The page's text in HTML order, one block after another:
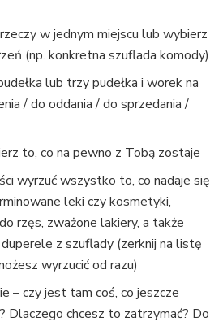
w jednym miejscu lub wybierz
(np. konkretna szuflada komody)
lub trzy pudełka i worek na
/ do oddania / do sprzedania /
to, co na pewno z Tobą zostaje
wyrzuć wszystko to, co nadaje się
leki czy kosmetyki,
rzęs, zważone lakiery, a także
z szuflady (zerknij na listę
wyrzucić od razu)
– czy jest tam coś, co jeszcze
Dlaczego chcesz to zatrzymać? Do